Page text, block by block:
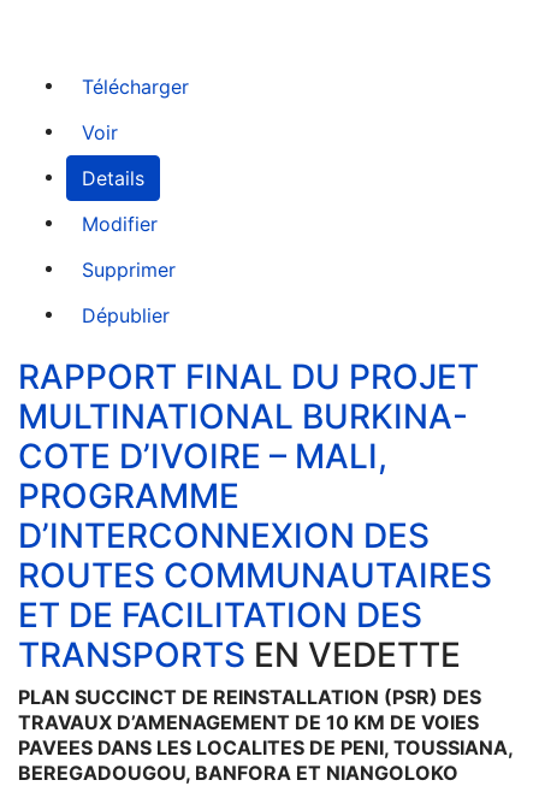
Télécharger
Voir
Details
Modifier
Supprimer
Dépublier
RAPPORT FINAL DU PROJET
MULTINATIONAL BURKINA-
COTE D’IVOIRE – MALI,
PROGRAMME
D’INTERCONNEXION DES
ROUTES COMMUNAUTAIRES
ET DE FACILITATION DES
TRANSPORTS EN VEDETTE
PLAN SUCCINCT DE REINSTALLATION (PSR) DES
TRAVAUX D’AMENAGEMENT DE 10 KM DE VOIES
PAVEES DANS LES LOCALITES DE PENI, TOUSSIANA,
BEREGADOUGOU, BANFORA ET NIANGOLOKO